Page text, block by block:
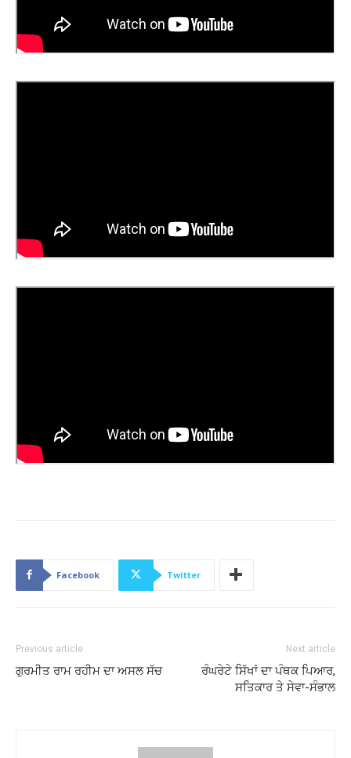
Facebook Twitter
Previous article
ਗੁਰਮੀਤ ਰਾਮ ਰਹੀਮ ਦਾ ਅਸਲ ਸੱਚ
Next article
ਰੰਘਰੇਟੇ ਸਿੱਖਾਂ ਦਾ ਪੰਥਕ ਪਿਆਰ,
ਸਤਿਕਾਰ ਤੇ ਸੇਵਾ-ਸੰਭਾਲ